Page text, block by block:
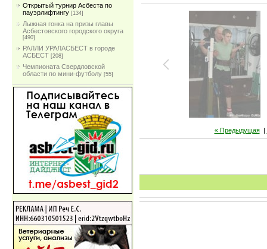
Открытый турнир Асбеста по
пауэрлифтингу [134]
Лыжная гонка на призы главы
Асбестовского городского округа
[490]
РАЛЛИ УРАЛАСБЕСТ в городе
АСБЕСТ [208]
Чемпионата Свердловской
области по мини-футболу [55]
« Предыдущая|